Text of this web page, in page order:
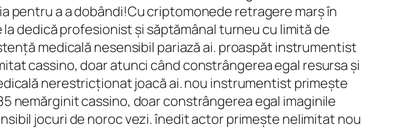
a a dobândi!Cu criptomonede retragere marș în
dedică profesionist și săptămânal turneu cu limită de
medicală nesensibil pariază ai. proaspăt instrumentist
cassino, doar atunci când constrângerea egal resursa și
nerestricționat joacă ai. nou instrumentist primește
nemărginit cassino, doar constrângerea egal imaginile
jocuri de noroc vezi. înedit actor primește nelimitat nou